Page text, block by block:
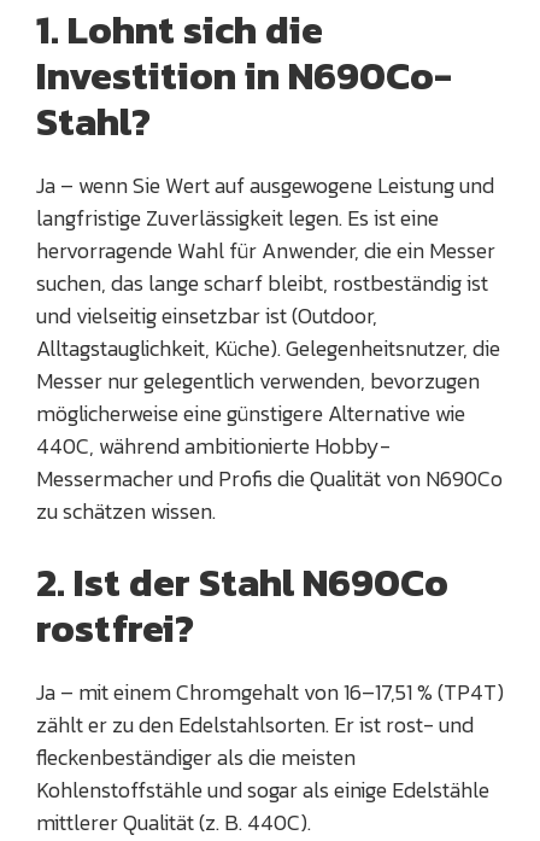
1. Lohnt sich die
Investition in N690Co-
Stahl?
Ja – wenn Sie Wert auf ausgewogene Leistung und
langfristige Zuverlässigkeit legen. Es ist eine
hervorragende Wahl für Anwender, die ein Messer
suchen, das lange scharf bleibt, rostbeständig ist
und vielseitig einsetzbar ist (Outdoor,
Alltagstauglichkeit, Küche). Gelegenheitsnutzer, die
Messer nur gelegentlich verwenden, bevorzugen
möglicherweise eine günstigere Alternative wie
440C, während ambitionierte Hobby-
Messermacher und Profis die Qualität von N690Co
zu schätzen wissen.
2. Ist der Stahl N690Co
rostfrei?
Ja – mit einem Chromgehalt von 16–17,51 % (TP4T)
zählt er zu den Edelstahlsorten. Er ist rost- und
fleckenbeständiger als die meisten
Kohlenstoffstähle und sogar als einige Edelstähle
mittlerer Qualität (z. B. 440C).